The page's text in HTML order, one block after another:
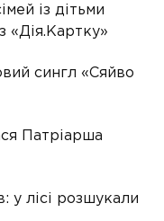
із дітьми
«Дія.Картку»
сингл «Сяйво
Патріарша
у лісі розшукали